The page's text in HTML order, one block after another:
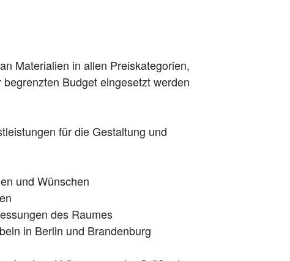
Materialien in allen Preiskategorien,
Budget eingesetzt werden
für die Gestaltung und
und Wünschen
des Raumes
in Berlin und Brandenburg